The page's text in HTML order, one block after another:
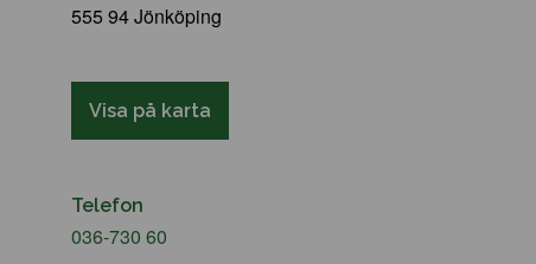
555 94 Jönköping
Visa på karta
Telefon
036-730 60